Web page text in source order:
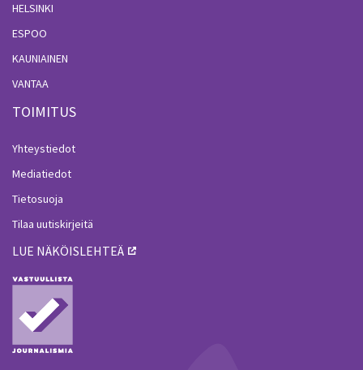
HELSINKI
ESPOO
KAUNIAINEN
VANTAA
TOIMITUS
Yhteystiedot
Mediatiedot
Tietosuoja
Tilaa uutiskirjeitä
LUE NÄKÖISLEHTEÄ